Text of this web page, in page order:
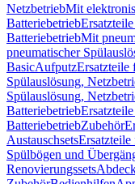
NetzbetriebMit
Batteriebetrieb
BatteriebetriebMit
pneumatischer
BasicAufputzErsatzteile
Spülauslösung,
Spülauslösung,
Batteriebetrieb
BatteriebetriebZubehör
AustauschsetsErsatzteile
Spülbögen und
Renovierungssets